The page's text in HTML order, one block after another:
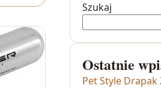
Szukaj
Ostatnie
Pet Style Drapak